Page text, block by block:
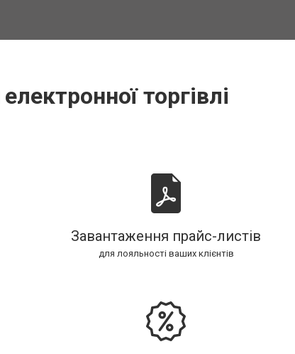
торгівлі
Завантаження прайс-листів
для лояльності ваших клієнтів